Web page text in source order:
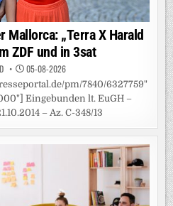
„Terra X Harald
ZDF und in 3sat
05-08-2026
pm/7840/6327759"
Eingebunden lt. EuGH –
– Az. C-348/13